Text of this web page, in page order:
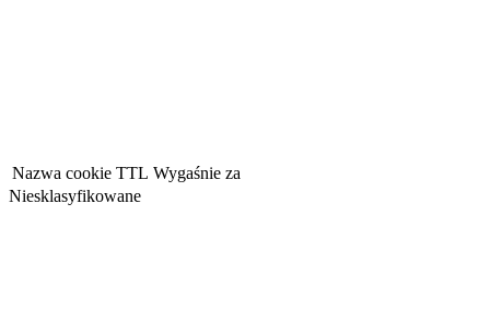
Nazwa cookie TTL Wygaśnie za
Niesklasyfikowane